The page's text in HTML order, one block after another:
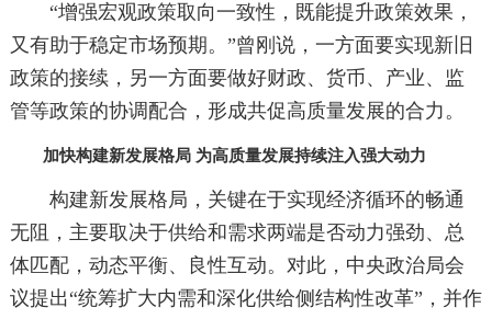
“增强宏观政策取向一致性，既能提升政策效果，
又有助于稳定市场预期。”曾刚说，一方面要实现新旧
政策的接续，另一方面要做好财政、货币、产业、监
管等政策的协调配合，形成共促高质量发展的合力。
加快构建新发展格局 为高质量发展持续注入强大动力
构建新发展格局，关键在于实现经济循环的畅通
无阻，主要取决于供给和需求两端是否动力强劲、总
体匹配，动态平衡、良性互动。对此，中央政治局会
议提出“统筹扩大内需和深化供给侧结构性改革”，并作